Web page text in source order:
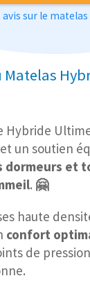
avis sur le matelas
Hybride
un soutien
dormeurs et
. 🤗
haute
confort
de